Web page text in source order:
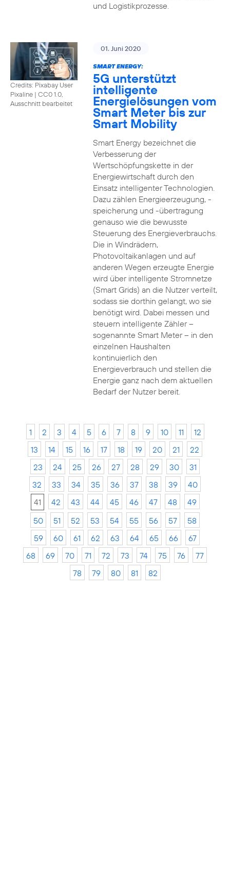
und Logistikprozesse.
Credits: Pixabay User
Pixaline | CC0 1.0,
Ausschnitt bearbeitet
01. Juni 2020
SMART ENERGY:
5G unterstützt
intelligente
Energielösungen vom
Smart Meter bis zur
Smart Mobility
Smart Energy bezeichnet die
Verbesserung der
Wertschöpfungskette in der
Energiewirtschaft durch den
Einsatz intelligenter Technologien.
Dazu zählen Energieerzeugung, -
speicherung und -übertragung
genauso wie die bewusste
Steuerung des Energieverbrauchs.
Die in Windrädern,
Photovoltaikanlagen und auf
anderen Wegen erzeugte Energie
wird über intelligente Stromnetze
(Smart Grids) an die Nutzer verteilt,
sodass sie dorthin gelangt, wo sie
benötigt wird. Dabei messen und
steuern intelligente Zähler –
sogenannte Smart Meter – in den
einzelnen Haushalten
kontinuierlich den
Energieverbrauch und stellen die
Energie ganz nach dem aktuellen
Bedarf der Nutzer bereit.
1 2 3 4 5 6 7 8 9 10 11
12
13
14 15 16 17 18 19 20 21
22
23
24 25 26 27 28 29 30
31
32
33 34 35 36 37 38 39
40
41
42 43 44 45 46 47 48
49
50
51 52 53 54 55 56 57
58
59
60 61 62 63 64 65 66
67
68
69 70 71 72 73 74 75 76
77
78
79 80 81 82